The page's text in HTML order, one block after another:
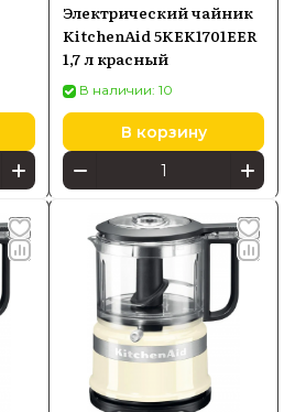
Электрический чайник
KitchenAid 5KEK1701EER
1,7 л красный
В наличии: 10
В корзину